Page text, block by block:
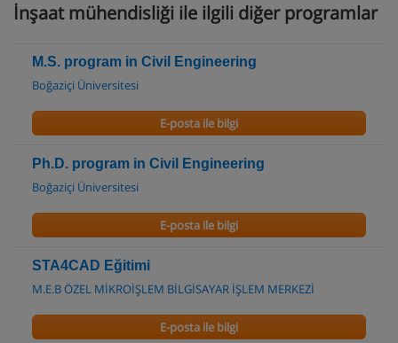
İnşaat mühendisliği ile ilgili diğer programlar
M.S. program in Civil Engineering
Boğaziçi Üniversitesi
E-posta ile bilgi
Ph.D. program in Civil Engineering
Boğaziçi Üniversitesi
E-posta ile bilgi
STA4CAD Eğitimi
M.E.B ÖZEL MİKROİŞLEM BİLGİSAYAR İŞLEM MERKEZİ
E-posta ile bilgi